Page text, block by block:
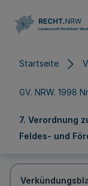
Startseite
GV. NRW. 1998
7. Verordnung
Feldes- und